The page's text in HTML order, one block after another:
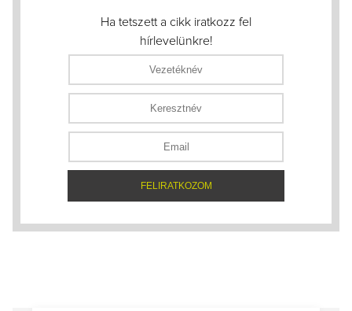
Ha tetszett a cikk iratkozz fel
hírlevelünkre!